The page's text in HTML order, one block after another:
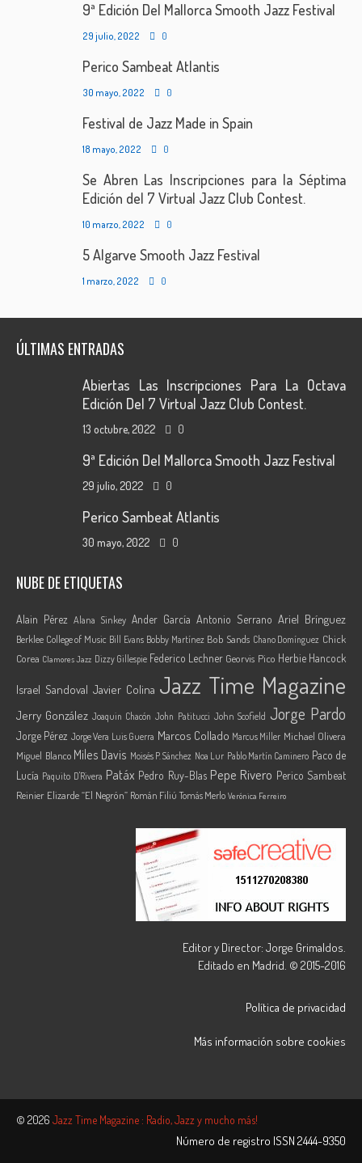
9ª Edición Del Mallorca Smooth Jazz Festival
29 julio, 2022 0
Perico Sambeat Atlantis
30 mayo, 2022 0
Festival de Jazz Made in Spain
18 mayo, 2022 0
Se Abren Las Inscripciones para la Séptima
Edición del 7 Virtual Jazz Club Contest.
10 marzo, 2022 0
5 Algarve Smooth Jazz Festival
1 marzo, 2022 0
ÚLTIMAS ENTRADAS
Abiertas Las Inscripciones Para La Octava
Edición Del 7 Virtual Jazz Club Contest.
13 octubre, 2022 0
9ª Edición Del Mallorca Smooth Jazz Festival
29 julio, 2022 0
Perico Sambeat Atlantis
30 mayo, 2022 0
NUBE DE ETIQUETAS
Alain Pérez Alana Sinkey Ander García Antonio Serrano Ariel Brínguez
Berklee College of Music Bill Evans Bobby Martínez Bob Sands Chano Domínguez Chick
Corea Clamores Jazz Dizzy Gillespie Federico Lechner Georvis Pico Herbie Hancock
Israel Sandoval Javier Colina Jazz Time Magazine
Jerry González Joaquin Chacón John Patitucci John Scofield Jorge Pardo
Jorge Pérez Jorge Vera Luis Guerra Marcos Collado Marcus Miller Michael Olivera
Miguel Blanco Miles Davis Moisés P. Sánchez Noa Lur Pablo Martín Caminero Paco de
Lucía Paquito D'Rivera Patáx Pedro Ruy-Blas Pepe Rivero Perico Sambeat
Reinier Elizarde “El Negrón” Román Filiú Tomás Merlo Verónica Ferreiro
Editor y Director: Jorge Grimaldos.
Editado en Madrid. © 2015-2016
Política de privacidad
Más información sobre cookies
© 2026 Jazz Time Magazine : Radio, Jazz y mucho más!
Número de registro ISSN 2444-9350